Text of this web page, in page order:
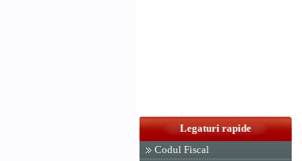
Legaturi rapide
Codul Fiscal